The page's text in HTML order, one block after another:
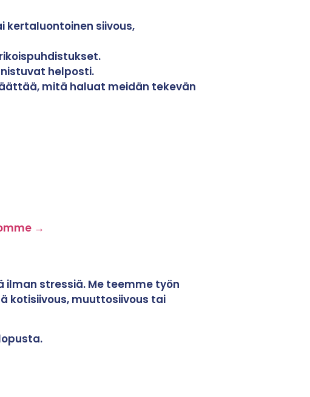
kertaluontoinen siivous,
helposti.
mitä haluat meidän tekevän
→
ilman stressiä. Me teemme työn
kotisiivous, muuttosiivous tai